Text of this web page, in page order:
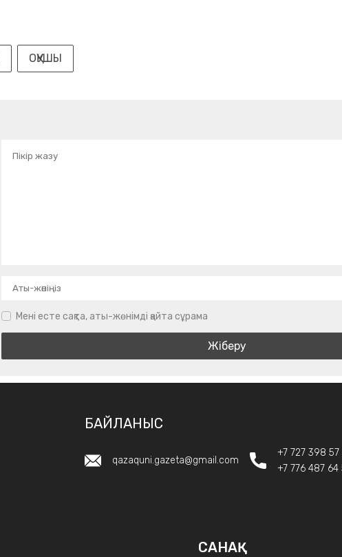
ОҚУШЫ
Мені есте сақта, аты-жөнімді қайта сұрама
БАЙЛАНЫС
qazaquni.gazeta@gmail.com
+7 727 398 57
+7 776 487 64
САНАҚ